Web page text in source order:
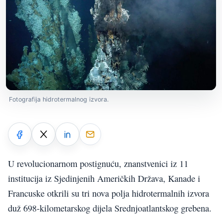
Fotografija hidrotermalnog izvora.
U revolucionarnom postignuću, znanstvenici iz 11
institucija iz Sjedinjenih Američkih Država, Kanade i
Francuske otkrili su tri nova polja hidrotermalnih izvora
duž 698-kilometarskog dijela Srednjoatlantskog grebena.